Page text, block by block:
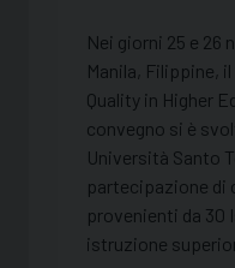
Nei giorni 25 e 26
Manila, Filippine,
Quality in Higher
convegno si è
Università Santo
partecipazione di
provenienti da 30
istruzione